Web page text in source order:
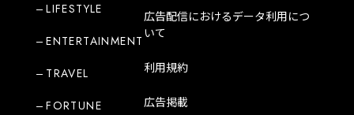
LIFESTYLE
ENTERTAINMENT
TRAVEL
FORTUNE
広告配信におけるデータ利用につ
いて
利用規約
広告掲載